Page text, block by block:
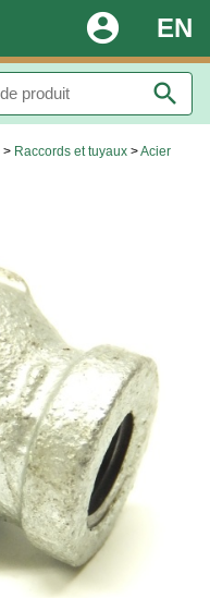
EN
account_circle
search
> Raccords et tuyaux >Acier